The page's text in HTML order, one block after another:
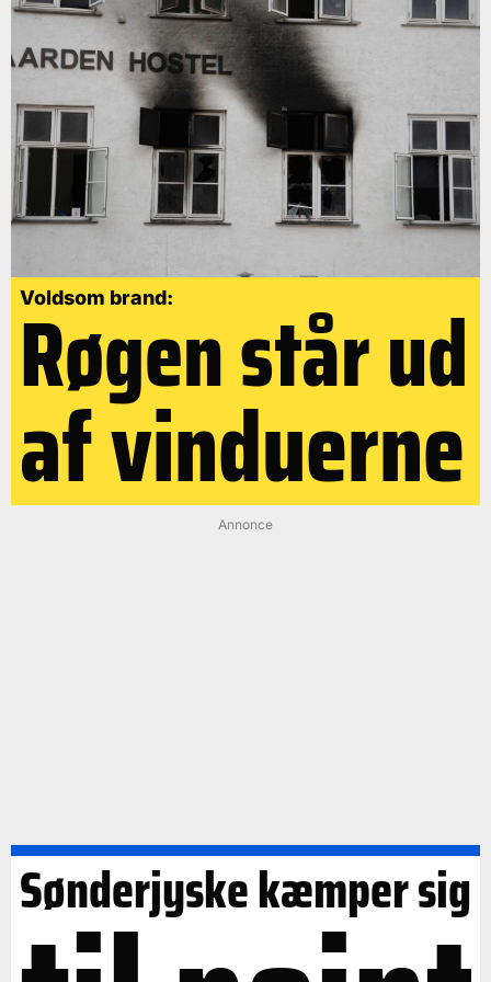
Voldsom brand:
Røgen står ud
af vinduerne
Annonce
Sønderjyske kæmper sig